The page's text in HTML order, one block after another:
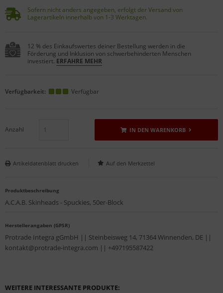
Sofern nicht anders angegeben, erfolgt der Versand von
Lagerartikeln innerhalb von 1-3 Werktagen.
12 % des Einkaufswertes deiner Bestellung werden in die
Förderung und Inklusion von schwerbehinderten Menschen
investiert. ERFAHRE MEHR
Verfügbarkeit: Verfügbar
Anzahl IN DEN WARENKORB
Artikeldatenblatt drucken
Produktbeschreibung
A.C.A.B. Skinheads - Spuckies, 50er-Block
Herstellerangaben (GPSR)
Protrade Integra gGmbH || Steinbeisweg 14, 71364 Winnenden, DE ||
kontakt@protrade-integra.com || +497195587422
WEITERE INTERESSANTE PRODUKTE: